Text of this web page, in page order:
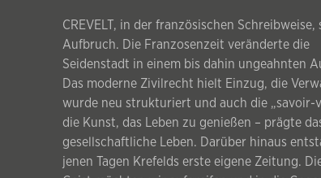
CREVELT, in der französischen
Aufbruch. Die Franzosenzeit veränderte die
Seidenstadt in einem bis dahin ungeahnten
Das moderne Zivilrecht hielt Einzug, die
wurde neu strukturiert und auch die „savoir-
die Kunst, das Leben zu genießen – prägte
gesellschaftliche Leben. Darüber hinaus
jenen Tagen Krefelds erste eigene Zeitung.